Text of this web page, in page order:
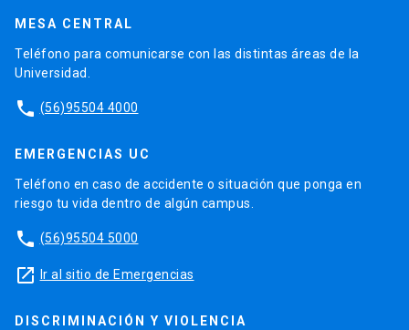
MESA CENTRAL
Teléfono para comunicarse con las distintas áreas de la
Universidad.
phone (56)95504 4000
EMERGENCIAS UC
Teléfono en caso de accidente o situación que ponga en
riesgo tu vida dentro de algún campus.
phone (56)95504 5000
launch Ir al sitio de Emergencias
DISCRIMINACIÓN Y VIOLENCIA